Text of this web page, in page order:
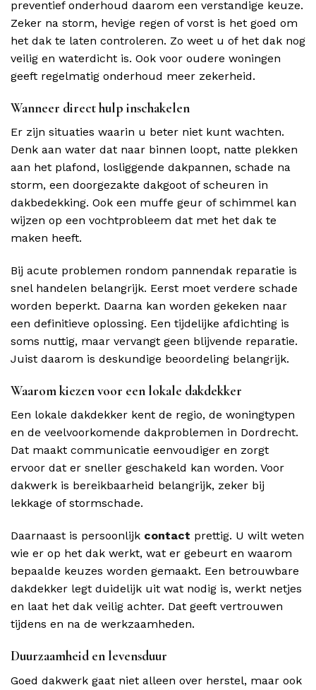
preventief onderhoud daarom een verstandige keuze.
Zeker na storm, hevige regen of vorst is het goed om
het dak te laten controleren. Zo weet u of het dak nog
veilig en waterdicht is. Ook voor oudere woningen
geeft regelmatig onderhoud meer zekerheid.
Wanneer direct hulp inschakelen
Er zijn situaties waarin u beter niet kunt wachten.
Denk aan water dat naar binnen loopt, natte plekken
aan het plafond, losliggende dakpannen, schade na
storm, een doorgezakte dakgoot of scheuren in
dakbedekking. Ook een muffe geur of schimmel kan
wijzen op een vochtprobleem dat met het dak te
maken heeft.
Bij acute problemen rondom pannendak reparatie is
snel handelen belangrijk. Eerst moet verdere schade
worden beperkt. Daarna kan worden gekeken naar
een definitieve oplossing. Een tijdelijke afdichting is
soms nuttig, maar vervangt geen blijvende reparatie.
Juist daarom is deskundige beoordeling belangrijk.
Waarom kiezen voor een lokale dakdekker
Een lokale dakdekker kent de regio, de woningtypen
en de veelvoorkomende dakproblemen in Dordrecht.
Dat maakt communicatie eenvoudiger en zorgt
ervoor dat er sneller geschakeld kan worden. Voor
dakwerk is bereikbaarheid belangrijk, zeker bij
lekkage of stormschade.
Daarnaast is persoonlijk contact prettig. U wilt weten
wie er op het dak werkt, wat er gebeurt en waarom
bepaalde keuzes worden gemaakt. Een betrouwbare
dakdekker legt duidelijk uit wat nodig is, werkt netjes
en laat het dak veilig achter. Dat geeft vertrouwen
tijdens en na de werkzaamheden.
Duurzaamheid en levensduur
Goed dakwerk gaat niet alleen over herstel, maar ook